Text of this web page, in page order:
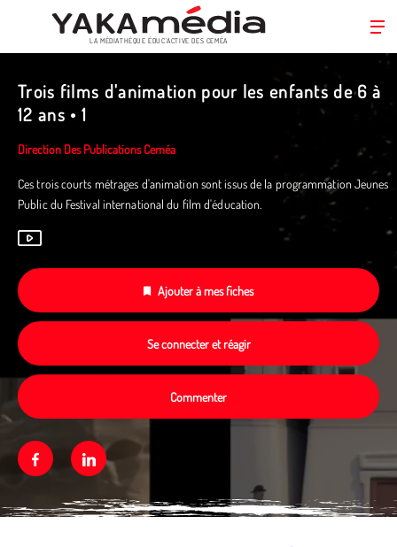
contenu
LA MÉDIATHÈQUE ÉDUC’ACTIVE DES CEMÉA
Trois films d'animation pour les enfants de 6 à
12 ans • 1
Direction Des Publications Ceméa
Ces trois courts métrages d'animation sont issus de la programmation Jeunes
Public du Festival international du film d'éducation.
Ajouter à mes fiches
Se connecter et réagir
Commenter
FacebookLinkedin